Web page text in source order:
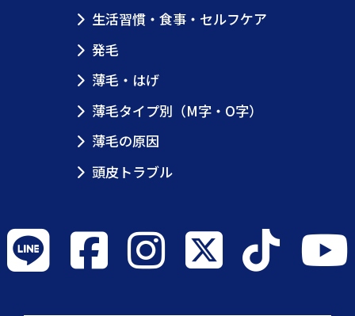
生活習慣・食事・セルフケア
発毛
薄毛・はげ
薄毛タイプ別（M字・O字）
薄毛の原因
頭皮トラブル